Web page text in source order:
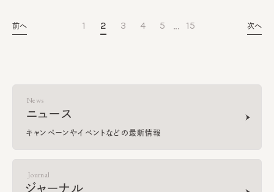
前へ 1 2 3 4 5 … 15 次へ
News
ニュース
キャンペーンやイベントなどの最新情報
Journal
ジャーナル